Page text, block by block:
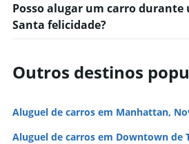
Posso alugar um carro durante
Santa felicidade?
Outros destinos
Aluguel de carros em Manhattan,
Aluguel de carros em Downtown de